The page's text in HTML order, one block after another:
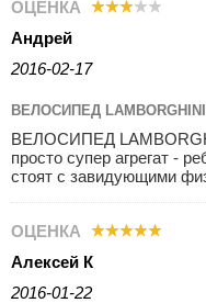
ОЦЕНКА
Андрей
2016-02-17
ВЕЛОСИПЕД
ВЕЛОСИПЕД
просто супер агрегат -
стоят с завидующими
ОЦЕНКА
Алексей К
2016-01-22